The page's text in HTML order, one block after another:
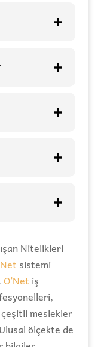
Nitelikleri
sistemi
O’Net iş
meslekler
ölçekte de